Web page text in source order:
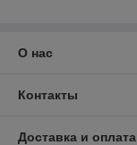
О нас
Контакты
Доставка и оплата